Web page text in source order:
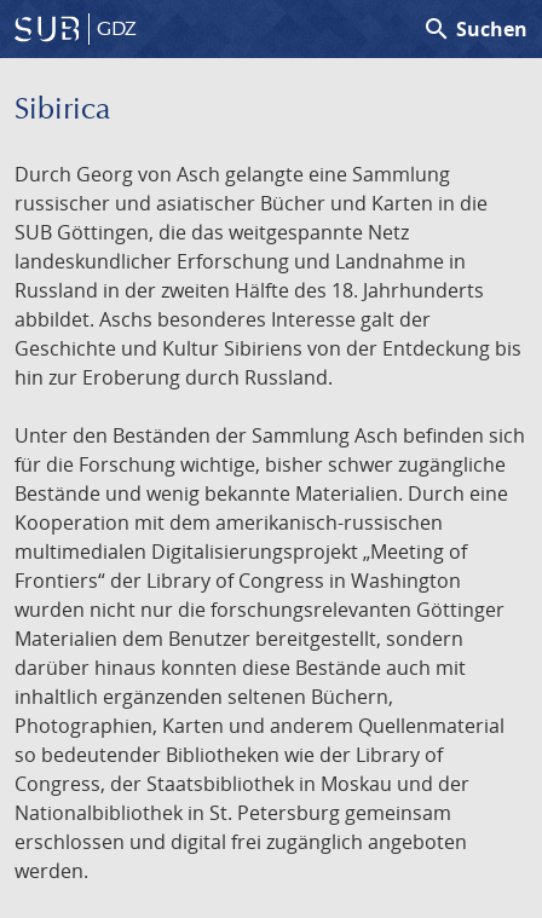
GDZ search Suchen
Sibirica
Durch Georg von Asch gelangte eine Sammlung
russischer und asiatischer Bücher und Karten in die
SUB Göttingen, die das weitgespannte Netz
landeskundlicher Erforschung und Landnahme in
Russland in der zweiten Hälfte des 18. Jahrhunderts
abbildet. Aschs besonderes Interesse galt der
Geschichte und Kultur Sibiriens von der Entdeckung bis
hin zur Eroberung durch Russland.
Unter den Beständen der Sammlung Asch befinden sich
für die Forschung wichtige, bisher schwer zugängliche
Bestände und wenig bekannte Materialien. Durch eine
Kooperation mit dem amerikanisch-russischen
multimedialen Digitalisierungsprojekt „Meeting of
Frontiers“ der Library of Congress in Washington
wurden nicht nur die forschungsrelevanten Göttinger
Materialien dem Benutzer bereitgestellt, sondern
darüber hinaus konnten diese Bestände auch mit
inhaltlich ergänzenden seltenen Büchern,
Photographien, Karten und anderem Quellenmaterial
so bedeutender Bibliotheken wie der Library of
Congress, der Staatsbibliothek in Moskau und der
Nationalbibliothek in St. Petersburg gemeinsam
erschlossen und digital frei zugänglich angeboten
werden.